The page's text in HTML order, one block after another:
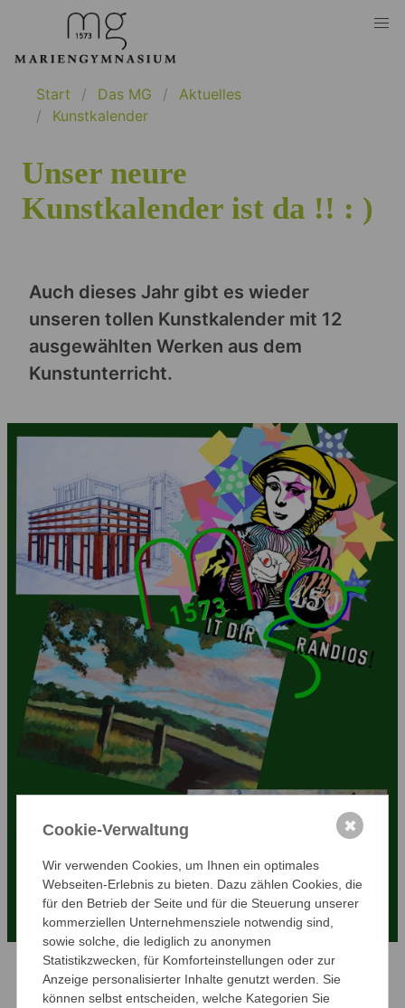
Start Das MG
Aktuelles
Kunstkalender
Unser neure
Kunstkalender ist da !! : )
Auch dieses Jahr gibt es wieder
unseren tollen Kunstkalender mit 12
ausgewählten Werken aus dem
Kunstunterricht.
Das Logo des Kalenders ist natürlich unsere
Cookie-Verwaltung
Wir verwenden Cookies, um Ihnen ein optimales
Webseiten-Erlebnis zu bieten. Dazu zählen Cookies, die
für den Betrieb der Seite und für die Steuerung unserer
kommerziellen Unternehmensziele notwendig sind,
sowie solche, die lediglich zu anonymen
Statistikzwecken, für Komforteinstellungen oder zur
Anzeige personalisierter Inhalte genutzt werden. Sie
können selbst entscheiden, welche Kategorien Sie
✖